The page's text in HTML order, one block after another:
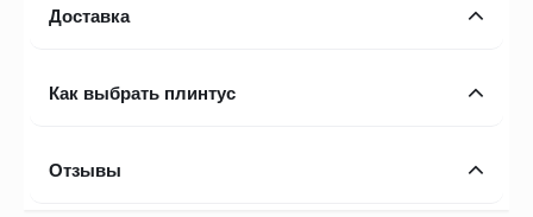
Доставка
Как выбрать плинтус
Отзывы